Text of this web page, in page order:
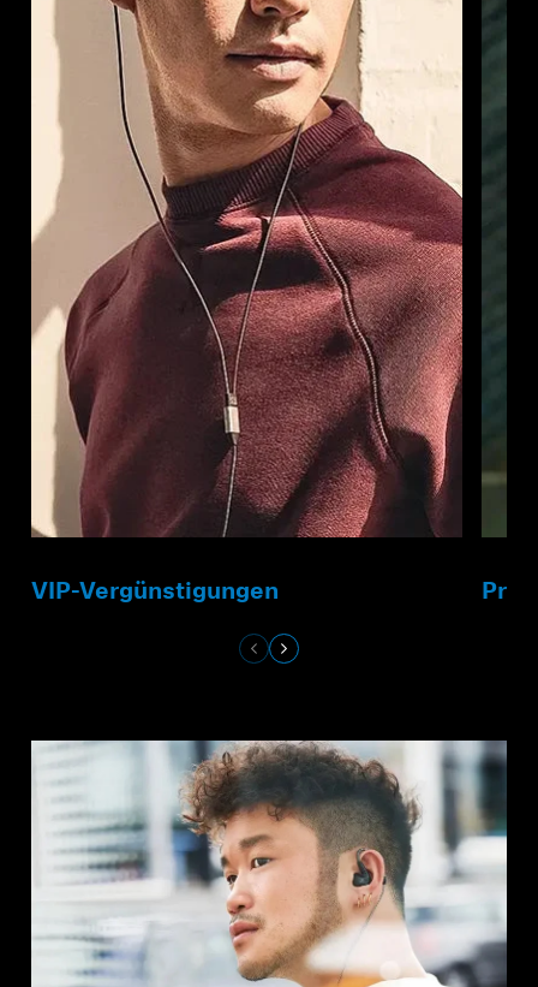
VIP-Vergünstigungen
Anmeldung erforderlich
Melden Sie sich bei Ihrem Konto an, um
Produkte zu Ihrer Wunschliste hinzuzufügen und
Ihre zuvor gespeicherten Artikel anzuzeigen.
Login